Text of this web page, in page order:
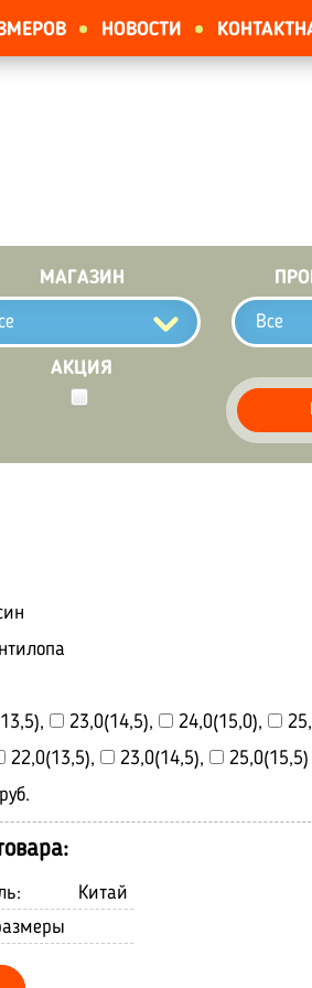
НОВОСТИ
МАГАЗИН
Все
АКЦИЯ
23,0(14,5), 24,0(15,0),
22,0(13,5), 23,0(14,5),
25,0(15,5)
Китай